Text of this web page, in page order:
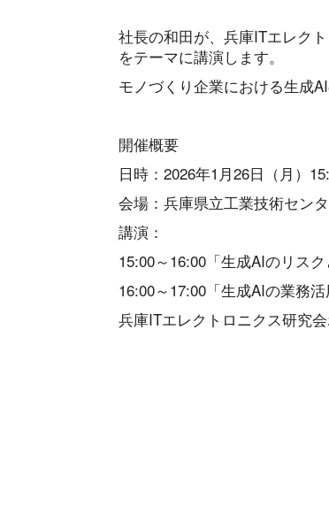
社長の和田が、兵庫ITエレク
をテーマに講演します。
モノづくり企業における生成
開催概要
日時：2026年1月26日（月）
会場：兵庫県立工業技術セン
講演：
15:00～16:00「生成AIのリス
16:00～17:00「生成AIの業務
兵庫ITエレクトロニクス研究